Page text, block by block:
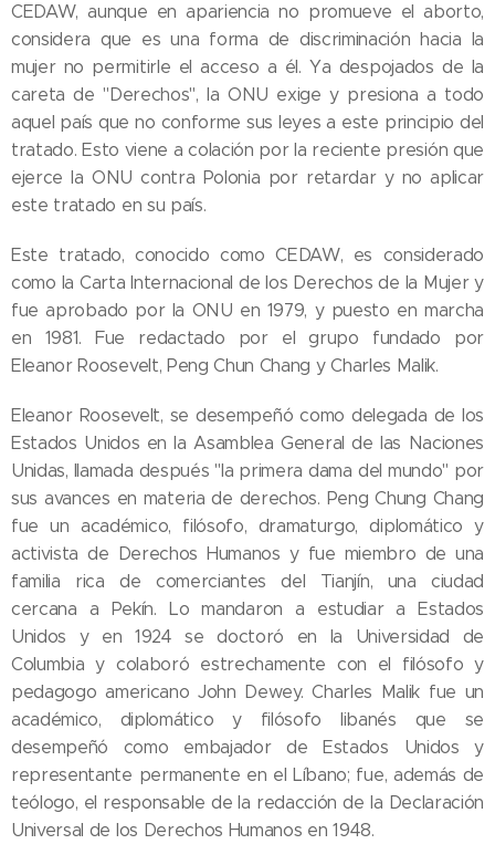
CEDAW, aunque en apariencia no promueve el aborto,
considera que es una forma de discriminación hacia la
mujer no permitirle el acceso a él. Ya despojados de la
careta de "Derechos", la ONU exige y presiona a todo
aquel país que no conforme sus leyes a este principio del
tratado. Esto viene a colación por la reciente presión que
ejerce la ONU contra Polonia por retardar y no aplicar
este tratado en su país.
Este tratado, conocido como CEDAW, es considerado
como la Carta Internacional de los Derechos de la Mujer y
fue aprobado por la ONU en 1979, y puesto en marcha
en 1981. Fue redactado por el grupo fundado por
Eleanor Roosevelt, Peng Chun Chang y Charles Malik.
Eleanor Roosevelt, se desempeñó como delegada de los
Estados Unidos en la Asamblea General de las Naciones
Unidas, llamada después "la primera dama del mundo" por
sus avances en materia de derechos. Peng Chung Chang
fue un académico, filósofo, dramaturgo, diplomático y
activista de Derechos Humanos y fue miembro de una
familia rica de comerciantes del Tianjín, una ciudad
cercana a Pekín. Lo mandaron a estudiar a Estados
Unidos y en 1924 se doctoró en la Universidad de
Columbia y colaboró estrechamente con el filósofo y
pedagogo americano John Dewey. Charles Malik fue un
académico, diplomático y filósofo libanés que se
desempeñó como embajador de Estados Unidos y
representante permanente en el Líbano; fue, además de
teólogo, el responsable de la redacción de la Declaración
Universal de los Derechos Humanos en 1948.